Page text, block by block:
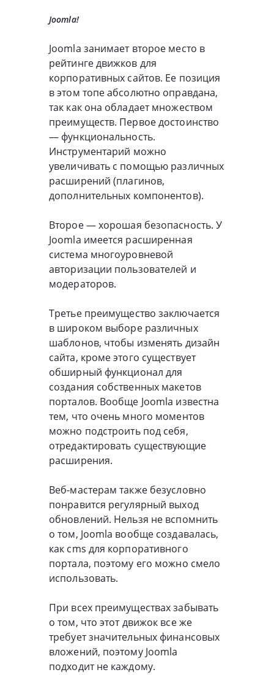
Joomla!
Joomla занимает второе место в
рейтинге движков для
корпоративных сайтов. Ее позиция
в этом топе абсолютно оправдана,
так как она обладает множеством
преимуществ. Первое достоинство
— функциональность.
Инструментарий можно
увеличивать с помощью различных
расширений (плагинов,
дополнительных компонентов).
Второе — хорошая безопасность. У
Joomla имеется расширенная
система многоуровневой
авторизации пользователей и
модераторов.
Третье преимущество заключается
в широком выборе различных
шаблонов, чтобы изменять дизайн
сайта, кроме этого существует
обширный функционал для
создания собственных макетов
порталов. Вообще Joomla известна
тем, что очень много моментов
можно подстроить под себя,
отредактировать существующие
расширения.
Веб-мастерам также безусловно
понравится регулярный выход
обновлений. Нельзя не вспомнить
о том, Joomla вообще создавалась,
как cms для корпоративного
портала, поэтому его можно смело
использовать.
При всех преимуществах забывать
о том, что этот движок все же
требует значительных финансовых
вложений, поэтому Joomla
подходит не каждому.